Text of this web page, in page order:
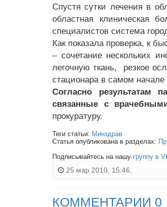
Спустя сутки лечения в
областная клиническая
специалистов система
Как показала проверка, к
– сочетание нескольких
легочную ткань, резкое
стационара в самом начале
Согласно результатам
связанные с
прокуратуру.
Теги статьи: Минздрав
Статья опубликована в разделах:
Подписывайтесь на нашу группу в
25 мар 2010, 15:46,
КОММЕНТАРИИ 0